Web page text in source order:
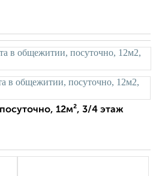
12м², 3/4 этаж